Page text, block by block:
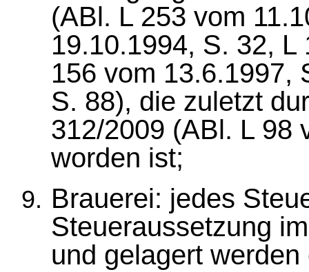
(ABl. L 253 vom
19.10.1994, S. 32,
156 vom 13.6.1997,
S. 88), die zuletzt
312/2009 (ABl. L 98
worden ist;
Brauerei: jedes
Steueraussetzung
und gelagert werden